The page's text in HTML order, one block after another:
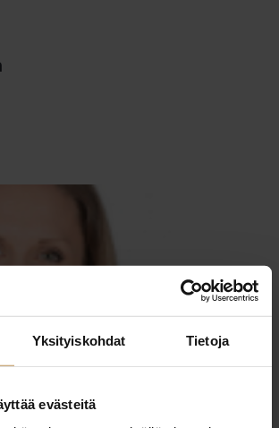
Yksityiskohdat Tietoja
evästeitä